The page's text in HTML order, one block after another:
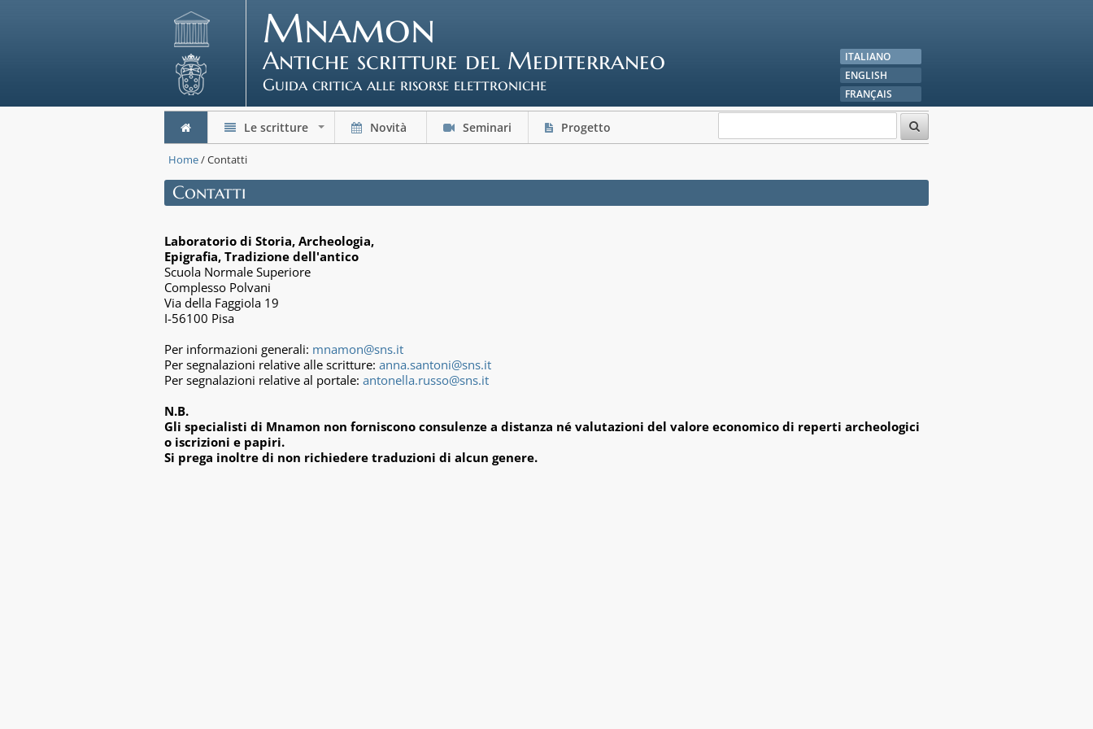
Mnamon
Antiche scritture del Mediterraneo
Guida critica alle risorse elettroniche
ITALIANO
ENGLISH
FRANÇAIS
Le scritture Novità Seminari Progetto
Home/ Contatti
Contatti
Laboratorio di Storia, Archeologia,
Epigrafia, Tradizione dell'antico
Scuola Normale Superiore
Complesso Polvani
Via della Faggiola 19
I-56100 Pisa
Per informazioni generali: mnamon@sns.it
Per segnalazioni relative alle scritture: anna.santoni@sns.it
Per segnalazioni relative al portale: antonella.russo@sns.it
N.B.
Gli specialisti di Mnamon non forniscono consulenze a distanza né valutazioni del valore economico di reperti archeologici
o iscrizioni e papiri.
Si prega inoltre di non richiedere traduzioni di alcun genere.